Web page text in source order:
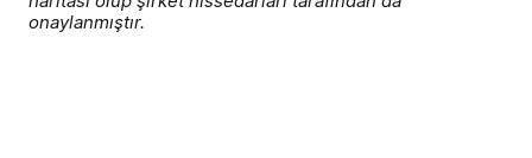
onaylanmıştır.